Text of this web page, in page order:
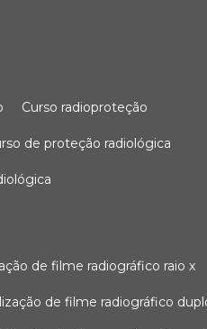
curso radioproteção
de proteção radiológica
de filme radiográfico raio x
de filme radiográfico